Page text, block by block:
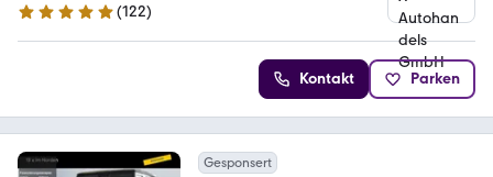
5 Sterne
(122)
Kontakt Parken
Gesponsert